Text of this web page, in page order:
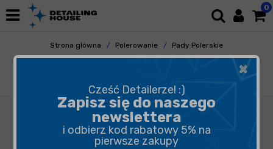
0
Strona główna Polerowanie
Pady Polerskie
Gąbki Polerskie
×
Cześć Detailerze! :)
Zapisz się do naszego
newslettera
i odbierz kod rabatowy 5% na
pierwsze zakupy